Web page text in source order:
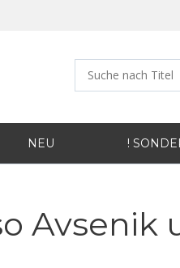
NEU !
Avsenik